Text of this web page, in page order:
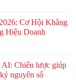
Cơ Hội Khẳng
Hiệu Doanh
AI: Chiến lược giúp
nguyên số